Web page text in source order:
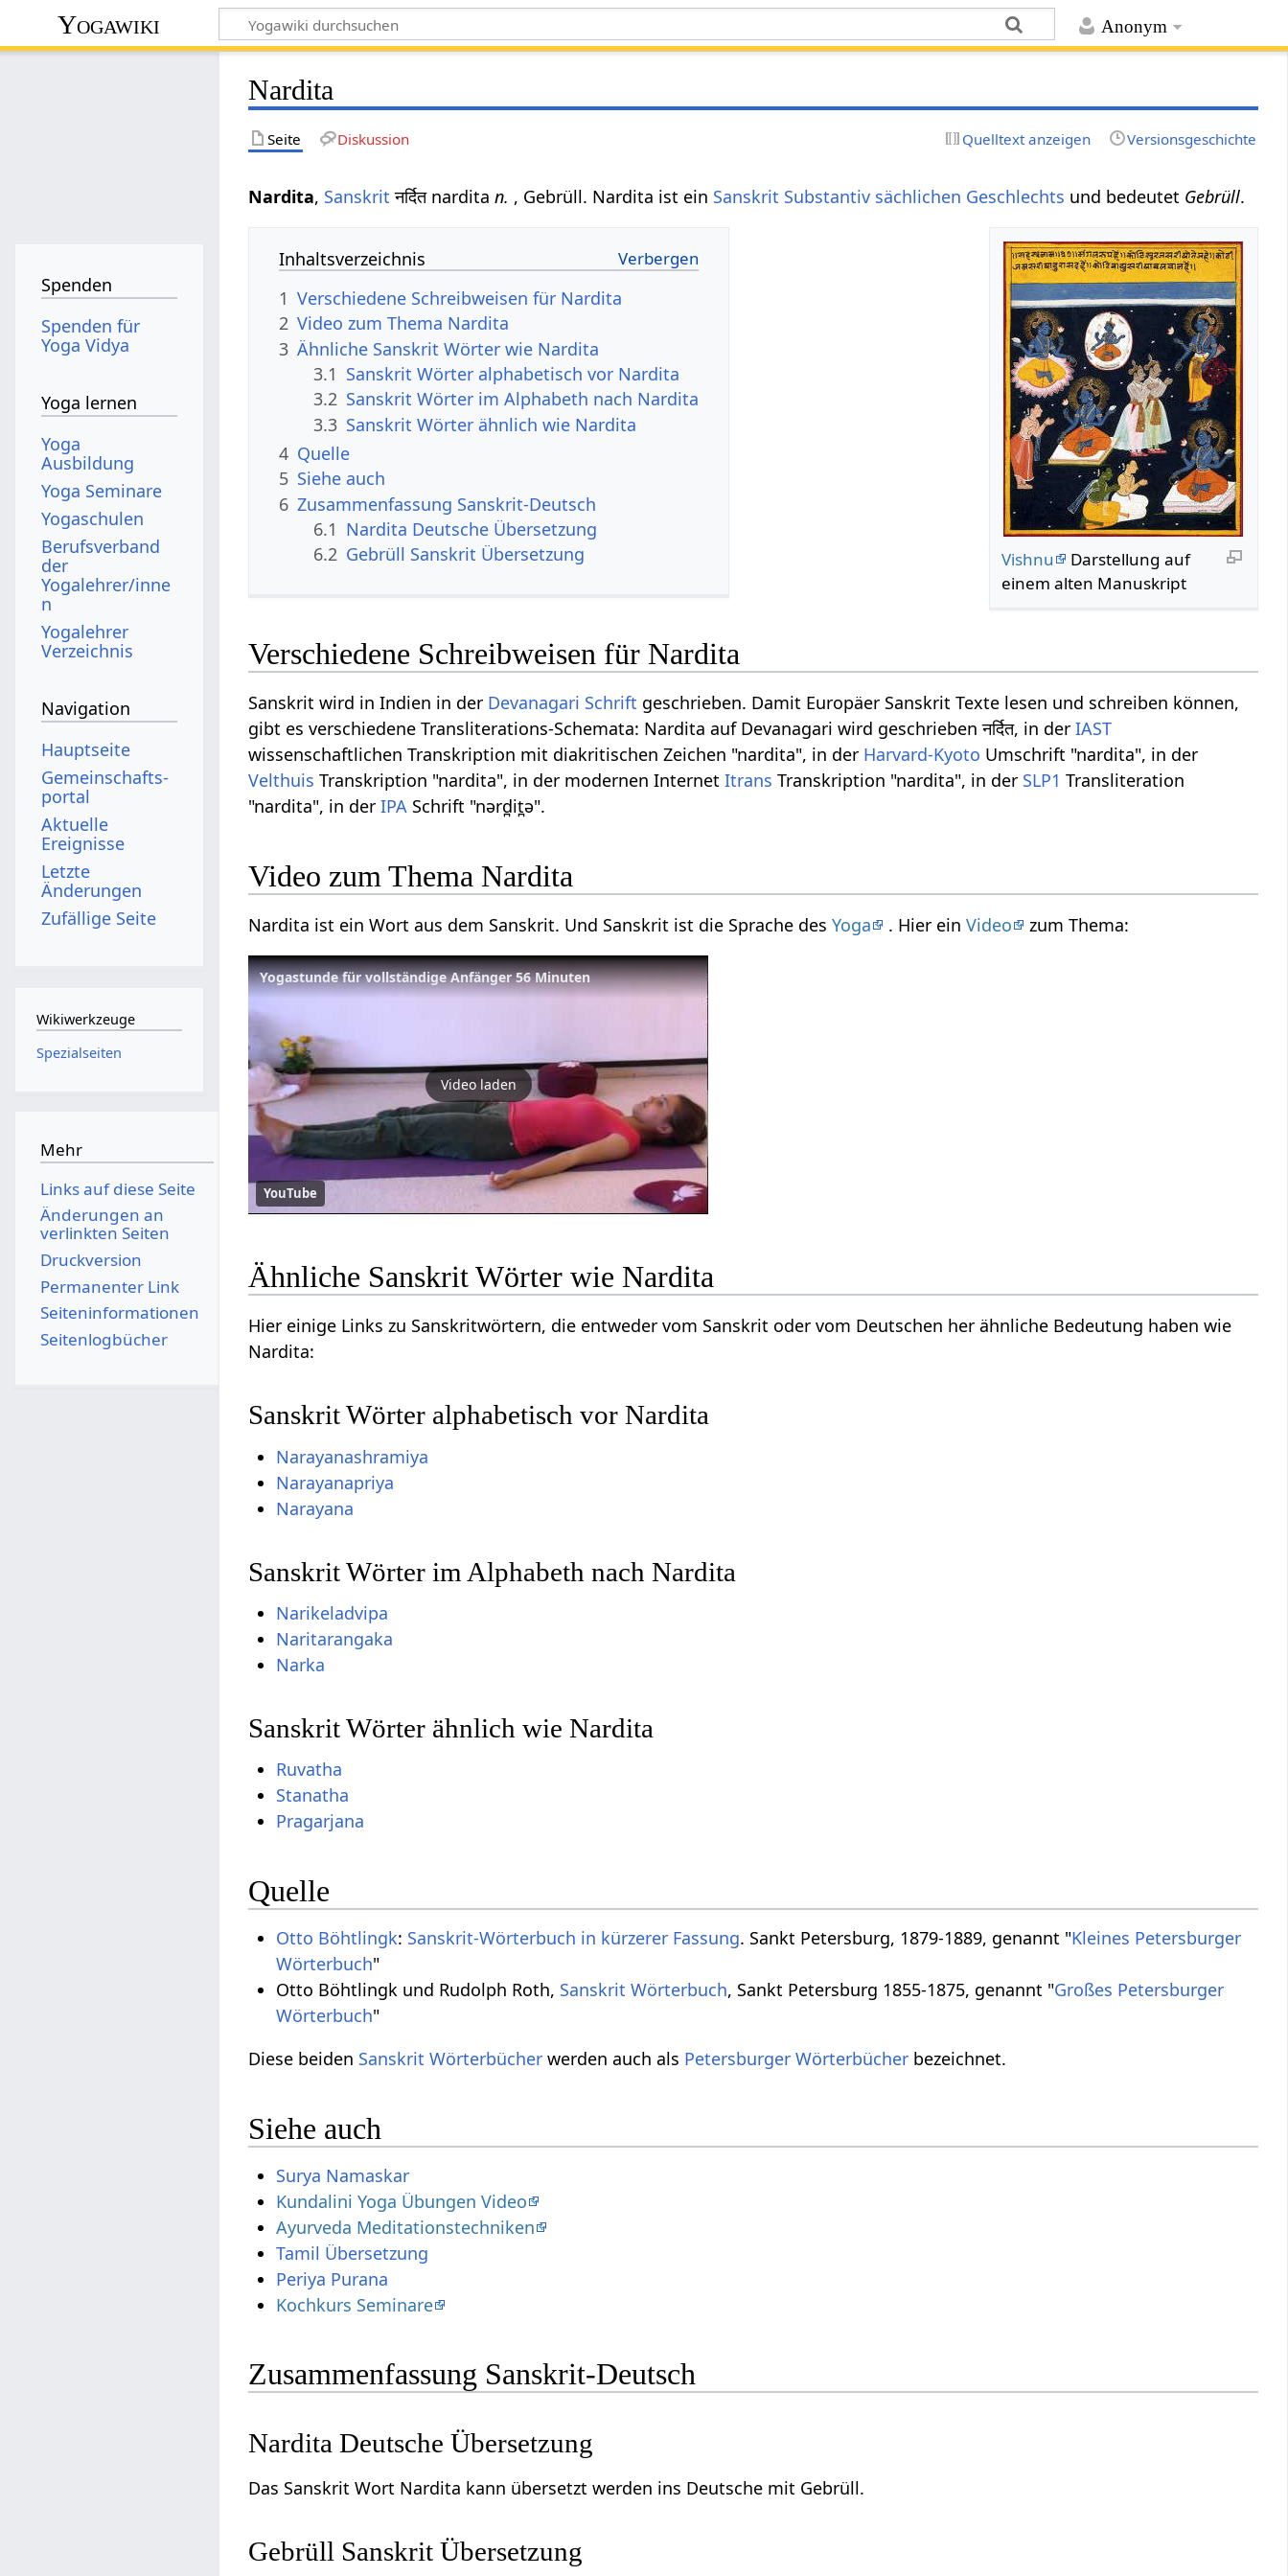
Anonym
Yogawiki
Nardita
Seite Diskussion Quelltext anzeigen Versionsgeschichte
Nardita, Sanskrit नर्दित narditan. , Gebrüll. Nardita ist ein Sanskrit Substantiv sächlichen Geschlechts und bedeutet Gebrüll.
Vishnu
Darstellung auf
einem alten Manuskript
Inhaltsverzeichnis
1 Verschiedene Schreibweisen für Nardita
2 Video zum Thema Nardita
3 Ähnliche Sanskrit Wörter wie Nardita
3.1 Sanskrit Wörter alphabetisch vor Nardita
3.2 Sanskrit Wörter im Alphabeth nach Nardita
3.3 Sanskrit Wörter ähnlich wie Nardita
4 Quelle
5 Siehe auch
6 Zusammenfassung Sanskrit-Deutsch
6.1 Nardita Deutsche Übersetzung
6.2 Gebrüll Sanskrit Übersetzung
Verschiedene Schreibweisen für Nardita
Sanskrit wird in Indien in der Devanagari Schrift geschrieben. Damit Europäer Sanskrit Texte lesen und schreiben können,
gibt es verschiedene Transliterations-Schemata: Nardita auf Devanagari wird geschrieben नर्दित, in derIAST
wissenschaftlichen Transkription mit diakritischen Zeichen "nardita", in der Harvard-Kyoto Umschrift "nardita", in der
Velthuis Transkription "nardita", in der modernen InternetItrans Transkription "nardita", in der SLP1 Transliteration
"nardita", in derIPA Schrift "nərd̪it̪ə".
Video zum Thema Nardita
Nardita ist ein Wort aus dem Sanskrit. Und Sanskrit ist die Sprache desYoga . Hier einVideo zum Thema:
Yogastunde für vollständige Anfänger 56 Minuten
Video laden
YouTube
Ähnliche Sanskrit Wörter wie Nardita
Hier einige Links zu Sanskritwörtern, die entweder vom Sanskrit oder vom Deutschen her ähnliche Bedeutung haben wie
Nardita:
Sanskrit Wörter alphabetisch vor Nardita
Narayanashramiya
Narayanapriya
Narayana
Sanskrit Wörter im Alphabeth nach Nardita
Narikeladvipa
Naritarangaka
Narka
Sanskrit Wörter ähnlich wie Nardita
Ruvatha
Stanatha
Pragarjana
Quelle
Otto Böhtlingk: Sanskrit-Wörterbuch in kürzerer Fassung. Sankt Petersburg, 1879-1889, genannt "Kleines Petersburger
Wörterbuch"
Otto Böhtlingk und Rudolph Roth, Sanskrit Wörterbuch, Sankt Petersburg 1855-1875, genannt "Großes Petersburger
Wörterbuch"
Diese beiden Sanskrit Wörterbücher werden auch als Petersburger Wörterbücher bezeichnet.
Siehe auch
Surya Namaskar
Kundalini Yoga Übungen Video
Ayurveda Meditationstechniken
Tamil Übersetzung
Periya Purana
Kochkurs Seminare
Zusammenfassung Sanskrit-Deutsch
Nardita Deutsche Übersetzung
Das Sanskrit Wort Nardita kann übersetzt werden ins Deutsche mit Gebrüll.
Gebrüll Sanskrit Übersetzung
Spenden
Spenden für
Yoga Vidya
Yoga lernen
Yoga
Ausbildung
Yoga Seminare
Yogaschulen
Berufsverband
der
Yogalehrer/inne
n
Yogalehrer
Verzeichnis
Navigation
Hauptseite
Gemeinschafts­
portal
Aktuelle
Ereignisse
Letzte
Änderungen
Zufällige Seite
Wikiwerkzeuge
Spezialseiten
Mehr
Links auf diese Seite
Änderungen an
verlinkten Seiten
Druckversion
Permanenter Link
Seiten­­informationen
Seitenlogbücher